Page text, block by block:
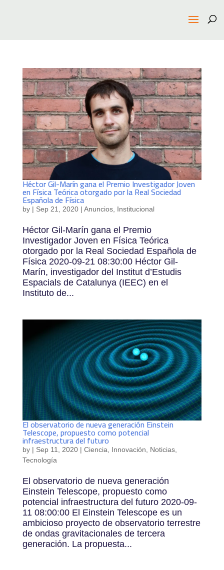
Héctor Gil-Marín gana el Premio Investigador Joven
en Física Teórica otorgado por la Real Sociedad
Española de Física
by | Sep 21, 2020| Anuncios, Institucional
Héctor Gil-Marín gana el Premio
Investigador Joven en Física Teórica
otorgado por la Real Sociedad Española de
Física 2020-09-21 08:30:00 Héctor Gil-
Marín, investigador del Institut d’Estudis
Espacials de Catalunya (IEEC) en el
Instituto de...
El observatorio de nueva generación Einstein
Telescope, propuesto como potencial
infraestructura del futuro
by | Sep 11, 2020| Ciencia Innovación Noticias,
Tecnología
El observatorio de nueva generación
Einstein Telescope, propuesto como
potencial infraestructura del futuro 2020-09-
11 08:00:00 El Einstein Telescope es un
ambicioso proyecto de observatorio terrestre
de ondas gravitacionales de tercera
generación. La propuesta...